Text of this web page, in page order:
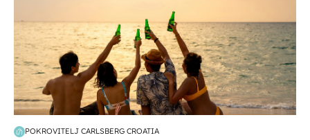
POKROVITELJ CARLSBERG CROATIA